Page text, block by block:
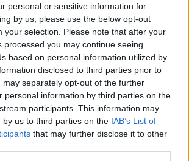
personal or sensitive information for
by us, please use the below opt-out
your selection. Please note that after your
processed you may continue seeing
based on personal information utilized by
disclosed to third parties prior to
may separately opt-out of the further
personal information by third parties on the
participants. This information may
by us to third parties on the IAB’s List of
that may further disclose it to other
vacinados estão a ser
dos seus
AGOSTO, 2021 0
da Injex já têm certificado
DE MARÇO, 2021 0
da Confederação
Numerosas